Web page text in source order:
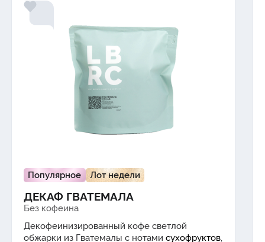
Популярное Лот недели
ДЕКАФ ГВАТЕМАЛА
Без кофеина
Декофеинизированный кофе светлой
обжарки из Гватемалы с нотамисухофруктов,